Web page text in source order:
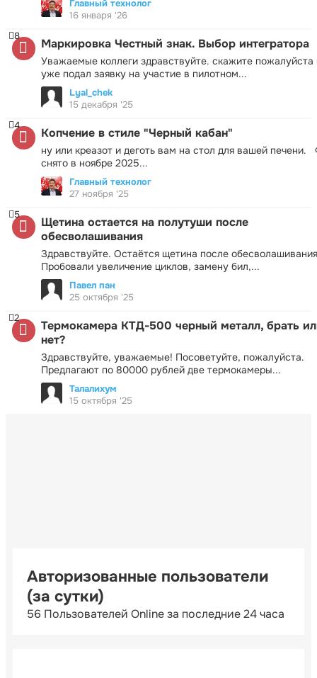
Главный технолог
16 января '26
Маркировка Честный знак. Выбор интегратора
Уважаемые коллеги здравствуйте. скажите пожалуйста
уже подал заявку на участие в пилотном...
8
Lyal_chek
15 декабря '25
Копчение в стиле "Черный кабан"
ну или креазот и деготь вам на стол для вашей печени.
снято в ноябре 2025...
4
Главный технолог
27 ноября '25
Щетина остается на полутуши после
обесволашивания
Здравствуйте. Остаётся щетина после
Пробовали увеличение циклов, замену бил,...
5
Павел пан
25 октября '25
Термокамера КТД-500 черный металл, брать
нет?
Здравствуйте, уважаемые! Посоветуйте, пожалуйста.
Предлагают по 80000 рублей две термокамеры...
2
Талалихум
15 октября '25
Авторизованные пользователи
(за сутки)
56 Пользователей Online за последние 24 часа